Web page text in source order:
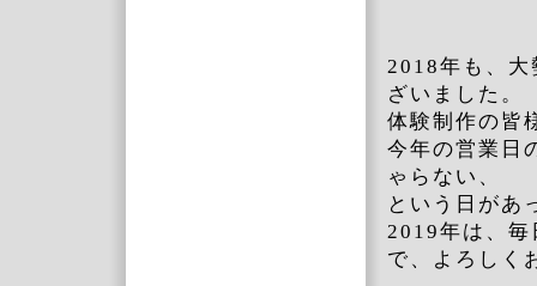
2018年も、大
ざいました。
体験制作の皆
今年の営業日
ゃらない、
という日があ
2019年は、毎
で、よろしく